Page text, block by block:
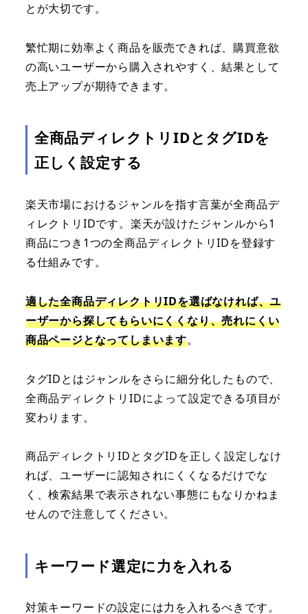
とが大切です。
繁忙期に効率よく商品を販売できれば、購買意欲
の高いユーザーから購入されやすく、結果として
売上アップが期待できます。
全商品ディレクトリIDとタグIDを
正しく設定する
楽天市場におけるジャンルを指す言葉が全商品デ
ィレクトリIDです。楽天が設けたジャンルから1
商品につき1つの全商品ディレクトリIDを登録す
る仕組みです。
適した全商品ディレクトリIDを選ばなければ、ユ
ーザーから探してもらいにくくなり、売れにくい
商品ページとなってしまいます。
タグIDとはジャンルをさらに細分化したもので、
全商品ディレクトリIDによって設定できる項目が
変わります。
商品ディレクトリIDとタグIDを正しく設定しなけ
れば、ユーザーに認知されにくくなるだけでな
く、検索結果で表示されない事態にもなりかねま
せんので注意してください。
キーワード選定に力を入れる
対策キーワードの設定には力を入れるべきです。